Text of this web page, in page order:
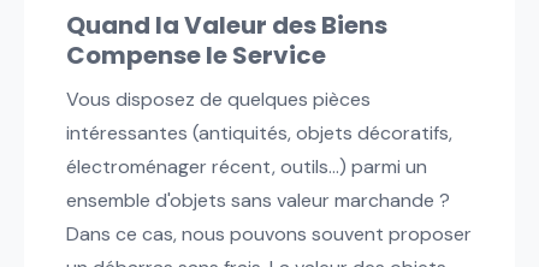
Quand la Valeur des Biens
Compense le Service
Vous disposez de quelques pièces
intéressantes (antiquités, objets décoratifs,
électroménager récent, outils...) parmi un
ensemble d'objets sans valeur marchande ?
Dans ce cas, nous pouvons souvent proposer